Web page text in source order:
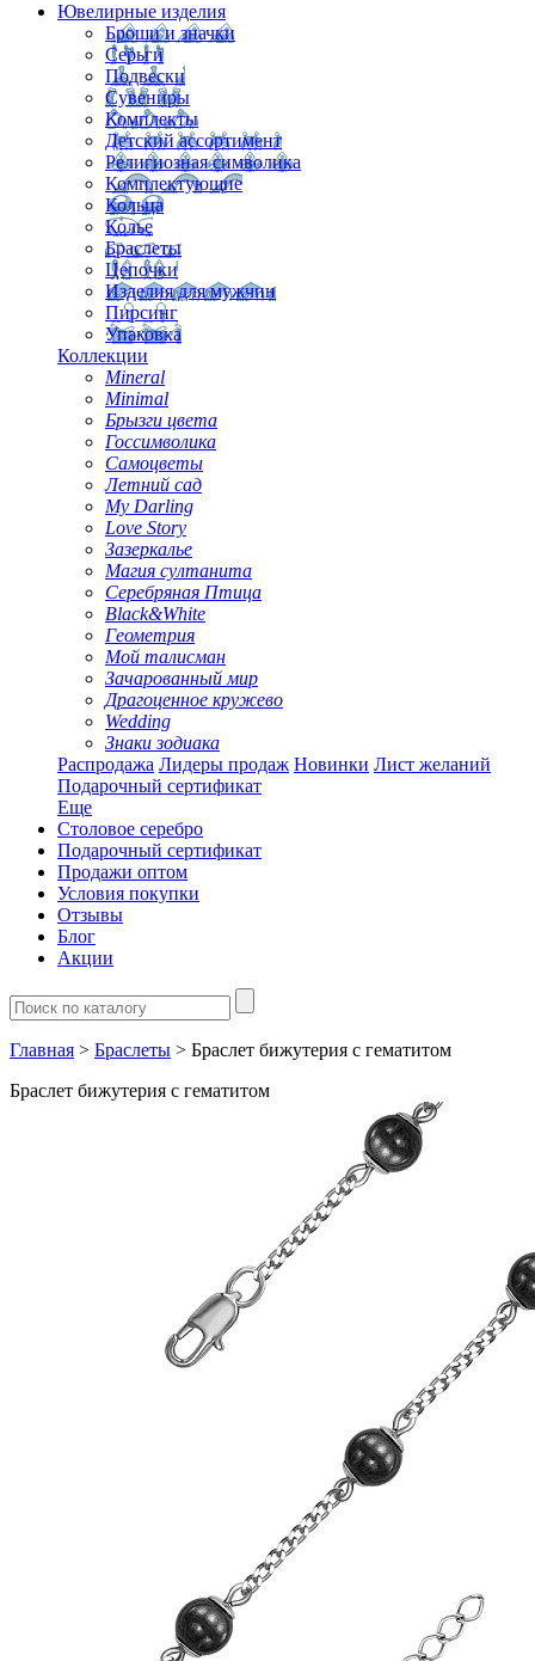
Ювелирные изделия
Броши и значки
Серьги
Подвески
Сувениры
Комплекты
Детский ассортимент
Религиозная символика
Комплектующие
Кольца
Колье
Браслеты
Цепочки
Изделия для мужчин
Пирсинг
Упаковка
Коллекции
Mineral
Minimal
Брызги цвета
Госсимволика
Самоцветы
Летний сад
My Darling
Love Story
Зазеркалье
Магия султанита
Серебряная Птица
Black&White
Геометрия
Мой талисман
Зачарованный мир
Драгоценное кружево
Wedding
Знаки зодиака
Распродажа Лидеры продаж Новинки Лист желаний
Подарочный сертификат
Еще
Столовое серебро
Подарочный сертификат
Продажи оптом
Условия покупки
Отзывы
Блог
Акции
Главная > Браслеты > Браслет бижутерия с гематитом
Браслет бижутерия с гематитом